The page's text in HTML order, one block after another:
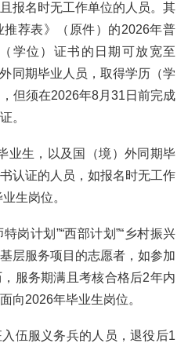
报名时无工作单位的人员。其
荐表》（原件）的2026年普
学位）证书的日期可放宽至
同期毕业人员，取得学历（学
但须在2026年8月31日前完成
。
业生，以及国（境）外同期毕
认证的人员，如报名时无工作
生岗位。
岗计划”“西部计划”“乡村振兴
层服务项目的志愿者，如参加
服务期满且考核合格后2年内
向2026年毕业生岗位。
伍服义务兵的人员，退役后1